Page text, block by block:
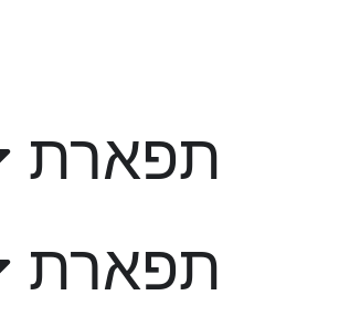
תפארת
תפארת